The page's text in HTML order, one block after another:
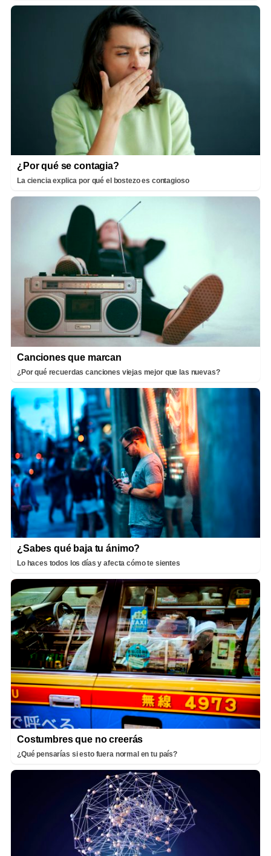
¿Por qué se contagia?
La ciencia explica por qué el bostezo es contagioso
Canciones que marcan
¿Por qué recuerdas canciones viejas mejor que las nuevas?
¿Sabes qué baja tu ánimo?
Lo haces todos los días y afecta cómo te sientes
Costumbres que no creerás
¿Qué pensarías si esto fuera normal en tu país?